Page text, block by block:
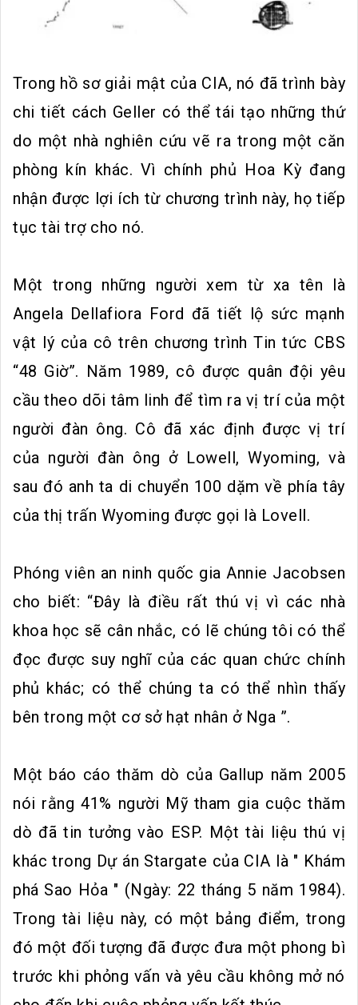
Trong hồ sơ giải mật của CIA, nó đã trình bày
chi tiết cách Geller có thể tái tạo những thứ
do một nhà nghiên cứu vẽ ra trong một căn
phòng kín khác. Vì chính phủ Hoa Kỳ đang
nhận được lợi ích từ chương trình này, họ tiếp
tục tài trợ cho nó.
Một trong những người xem từ xa tên là
Angela Dellafiora Ford đã tiết lộ sức mạnh
vật lý của cô trên chương trình Tin tức CBS
“48 Giờ”. Năm 1989, cô được quân đội yêu
cầu theo dõi tâm linh để tìm ra vị trí của một
người đàn ông. Cô đã xác định được vị trí
của người đàn ông ở Lowell, Wyoming, và
sau đó anh ta di chuyển 100 dặm về phía tây
của thị trấn Wyoming được gọi là Lovell.
Phóng viên an ninh quốc gia Annie Jacobsen
cho biết: “Đây là điều rất thú vị vì các nhà
khoa học sẽ cân nhắc, có lẽ chúng tôi có thể
đọc được suy nghĩ của các quan chức chính
phủ khác; có thể chúng ta có thể nhìn thấy
bên trong một cơ sở hạt nhân ở Nga ”.
Một báo cáo thăm dò của Gallup năm 2005
nói rằng 41% người Mỹ tham gia cuộc thăm
dò đã tin tưởng vào ESP. Một tài liệu thú vị
khác trong Dự án Stargate của CIA là " Khám
phá Sao Hỏa " (Ngày: 22 tháng 5 năm 1984).
Trong tài liệu này, có một bảng điểm, trong
đó một đối tượng đã được đưa một phong bì
trước khi phỏng vấn và yêu cầu không mở nó